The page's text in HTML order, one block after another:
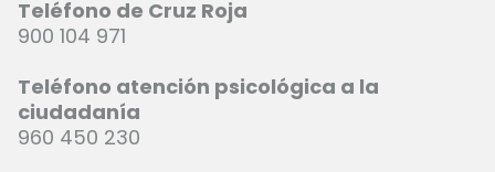
Teléfono de Cruz Roja
900 104 971
Teléfono atención psicológica a la
ciudadanía
960 450 230